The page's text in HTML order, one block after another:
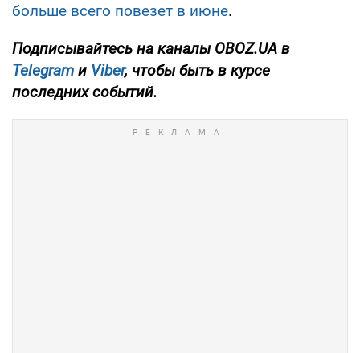
больше всего повезет в июне.
Подписывайтесь на каналы OBOZ.UA в
Telegram и Viber, чтобы быть в курсе
последних событий.